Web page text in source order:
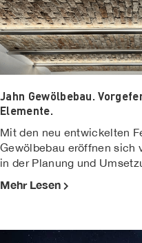
Jahn Gewölbebau.
Elemente.
Mit den neu entwickelten
Gewölbebau eröffnen sich
in der Planung und
Mehr Lesen